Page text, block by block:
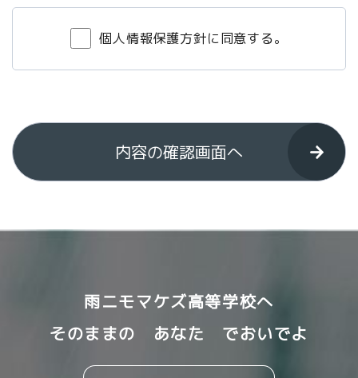
個人情報保護方針に同意する。
内容の確認画面へ
雨ニモマケズ高等学校へ
そのままの あなた でおいでよ